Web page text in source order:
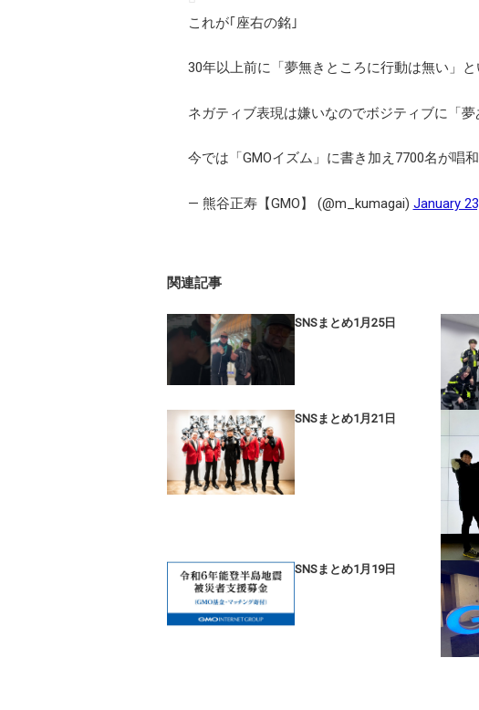
これが｢座右の銘｣
30年以上前に「夢無きところに行動は無い」
ネガティブ表現は嫌いなのでボジティブに「
今では「GMOイズム」に書き加え7700名が唱
— 熊谷正寿【GMO】 (@m_kumagai) January
関連記事
SNSまとめ1月25日
SNSまとめ1月21日
SNSまとめ1月19日